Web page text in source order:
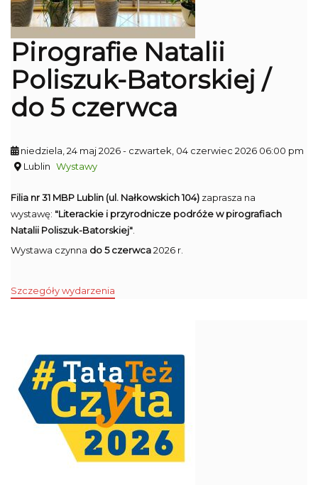
Pirografie Natalii
Poliszuk-Batorskiej /
do 5 czerwca
niedziela, 24 maj 2026- czwartek, 04 czerwiec 2026 06:00 pm
Lublin Wystawy
Filia nr 31 MBP Lublin (ul. Nałkowskich 104) zaprasza na
wystawę: "Literackie i przyrodnicze podróże w pirografiach
Natalii Poliszuk-Batorskiej"
Wystawa czynna do 5 czerwca2026 r.
Szczegóły wydarzenia